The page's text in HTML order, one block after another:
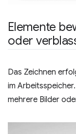
Elemente
oder
Das Zeichnen
im
mehrere Bilder